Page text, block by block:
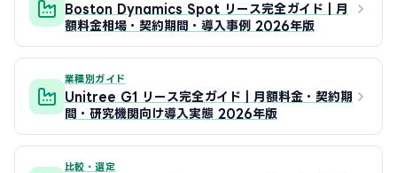
Boston Dynamics Spot リース完全ガイド｜月
額料金相場・契約期間・導入事例 2026年版
業種別ガイド
Unitree G1 リース完全ガイド｜月額料金・契約期
間・研究機関向け導入実態 2026年版
比較・選定